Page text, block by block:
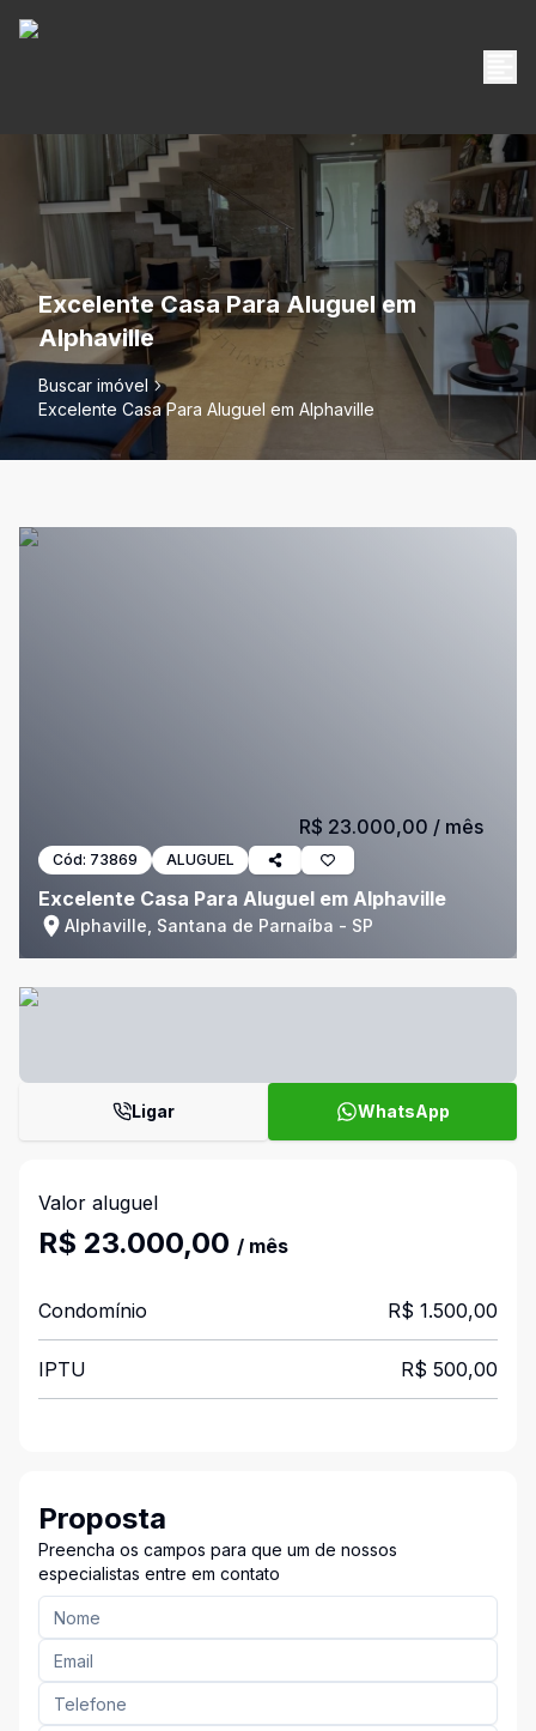
Excelente Casa Para Aluguel em
Alphaville
Buscar imóvel
Excelente Casa Para Aluguel em Alphaville
Cód: 73869 ALUGUEL
Excelente Casa Para Aluguel em Alphaville
Alphaville, Santana de Parnaíba - SP
R$ 23.000,00 / mês
Ligar WhatsApp
Valor aluguel
R$ 23.000,00 / mês
Condomínio R$ 1.500,00
IPTU R$ 500,00
Proposta
Preencha os campos para que um de nossos
especialistas entre em contato